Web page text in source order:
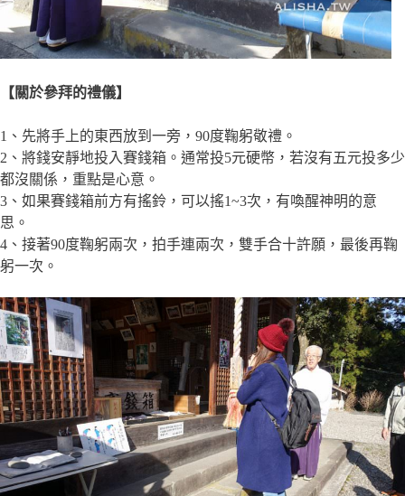
【關於參拜的禮儀】
1、先將手上的東西放到一旁，90度鞠躬敬禮。
2、將錢安靜地投入賽錢箱。通常投5元硬幣，若沒有五元投多少
都沒關係，重點是心意。
3、如果賽錢箱前方有搖鈴，可以搖1~3次，有喚醒神明的意
思。
4、接著90度鞠躬兩次，拍手連兩次，雙手合十許願，最後再鞠
躬一次。